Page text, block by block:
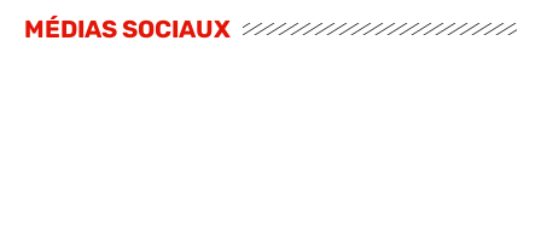
MÉDIAS SOCIAUX